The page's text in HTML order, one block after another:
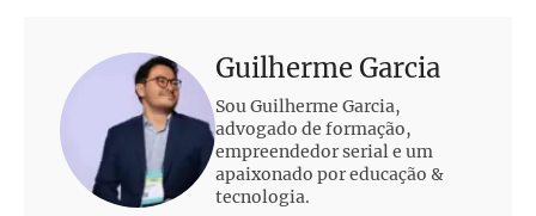
Guilherme Garcia
Sou Guilherme Garcia,
advogado de formação,
empreendedor serial e um
apaixonado por educação &
tecnologia.